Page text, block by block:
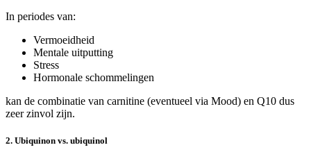
In periodes van:
Vermoeidheid
Mentale uitputting
Stress
Hormonale schommelingen
kan de combinatie van carnitine (eventueel via Mood) en Q10 dus
zeer zinvol zijn.
2. Ubiquinon vs. ubiquinol